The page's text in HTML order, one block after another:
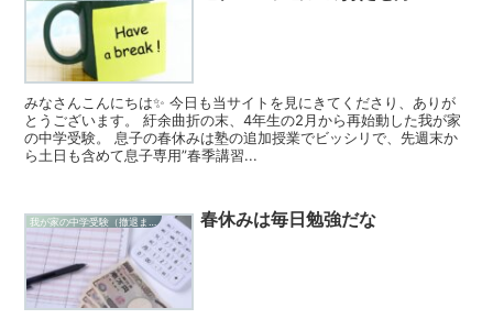
みなさんこんにちは✨ 今日も当サイトを見にきてくださり、ありが
とうございます。 紆余曲折の末、4年生の2月から再始動した我が家
の中学受験。 息子の春休みは塾の追加授業でビッシリで、先週末か
ら土日も含めて息子専用”春季講習...
我が家の中学受験（撤退まで） 春休みは毎日勉強だな